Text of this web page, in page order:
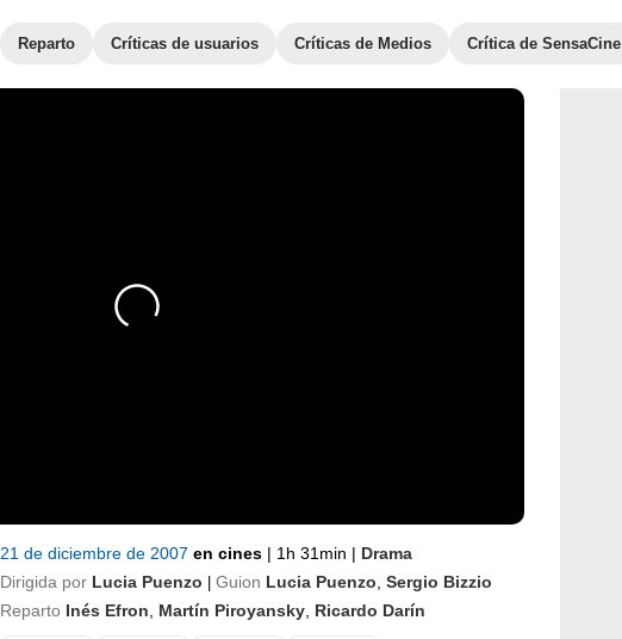
Reparto Críticas de usuarios Críticas de Medios Crítica de SensaCine
21 de diciembre de 2007 en cines | 1h 31min | Drama
Dirigida por Lucia Puenzo | Guion Lucia Puenzo Sergio Bizzio
Reparto Inés Efron Martín Piroyansky Ricardo Darín